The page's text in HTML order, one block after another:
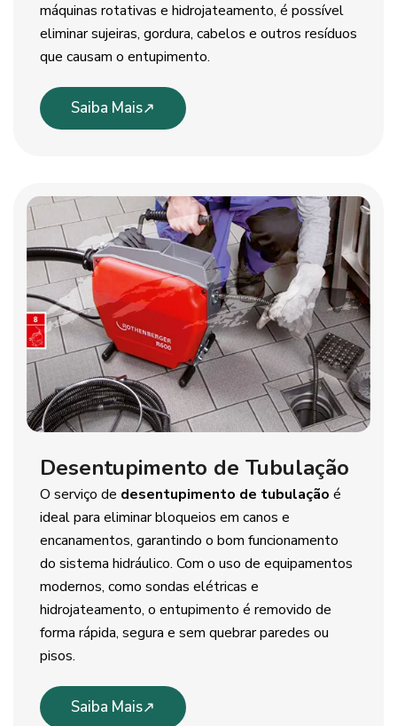
máquinas rotativas e hidrojateamento, é possível
eliminar sujeiras, gordura, cabelos e outros resíduos
que causam o entupimento.
Saiba Mais
Desentupimento de Tubulação
O serviço de desentupimento de tubulação é
ideal para eliminar bloqueios em canos e
encanamentos, garantindo o bom funcionamento
do sistema hidráulico. Com o uso de equipamentos
modernos, como sondas elétricas e
hidrojateamento, o entupimento é removido de
forma rápida, segura e sem quebrar paredes ou
pisos.
Saiba Mais